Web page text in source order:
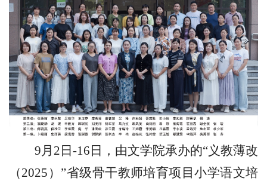
9 月 2 日 -16 日，由文学院承办的“义教薄改
（2025 ）”省级骨干教师培育项目小学语文培